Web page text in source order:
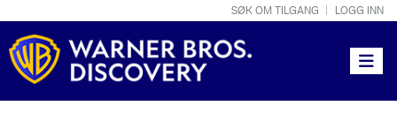
SØK OM TILGANG LOGG INN